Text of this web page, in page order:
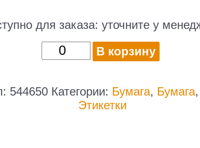
для заказа:уточните у
Количество
товара
"Снегурочка"
В корзину
544650 Категории: Бумага, Бумага,
Этикетки